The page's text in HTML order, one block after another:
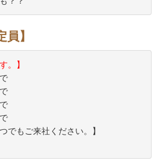
員】
。】
でもご来社ください。】